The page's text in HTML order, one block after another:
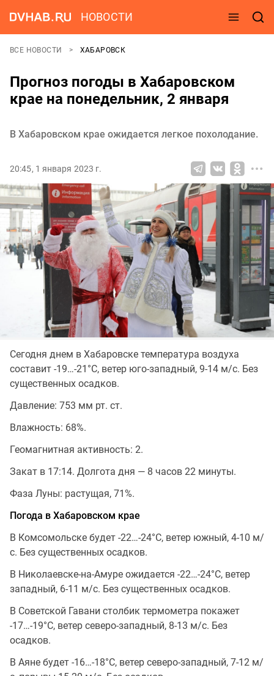
НОВОСТИ
ВСЕ НОВОСТИ ХАБАРОВСК
Прогноз погоды в Хабаровском
крае на понедельник, 2 января
В Хабаровском крае ожидается легкое похолодание.
20:45, 1 января 2023 г.
Сегодня днем в Хабаровске температура воздуха
составит -19…-21°C, ветер юго-западный, 9-14 м/с. Без
существенных осадков.
Давление: 753 мм рт. ст.
Влажность: 68%.
Геомагнитная активность: 2.
Закат в 17:14. Долгота дня — 8 часов 22 минуты.
Фаза Луны: растущая, 71%.
Погода в Хабаровском крае
В Комсомольске будет -22…-24°C, ветер южный, 4-10 м/
с. Без существенных осадков.
В Николаевске-на-Амуре ожидается -22…-24°C, ветер
западный, 6-11 м/с. Без существенных осадков.
В Советской Гавани столбик термометра покажет
-17…-19°C, ветер северо-западный, 8-13 м/с. Без
осадков.
В Аяне будет -16…-18°C, ветер северо-западный, 7-12 м/